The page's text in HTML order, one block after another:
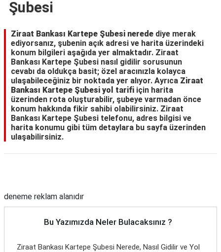
Şubesi
Ziraat Bankası Kartepe Şubesi nerede diye merak
ediyorsanız, şubenin açık adresi ve harita üzerindeki
konum bilgileri aşağıda yer almaktadır. Ziraat
Bankası Kartepe Şubesi nasıl gidilir sorusunun
cevabı da oldukça basit; özel aracınızla kolayca
ulaşabileceğiniz bir noktada yer alıyor. Ayrıca Ziraat
Bankası Kartepe Şubesi yol tarifi için harita
üzerinden rota oluşturabilir, şubeye varmadan önce
konum hakkında fikir sahibi olabilirsiniz. Ziraat
Bankası Kartepe Şubesi telefonu, adres bilgisi ve
harita konumu gibi tüm detaylara bu sayfa üzerinden
ulaşabilirsiniz.
deneme reklam alanıdır
Bu Yazımızda Neler Bulacaksınız ?
Ziraat Bankası Kartepe Şubesi Nerede, Nasıl Gidilir ve Yol